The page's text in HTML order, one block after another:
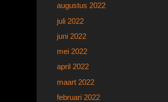
augustus 2022
juli 2022
juni 2022
mei 2022
april 2022
maart 2022
februari 2022